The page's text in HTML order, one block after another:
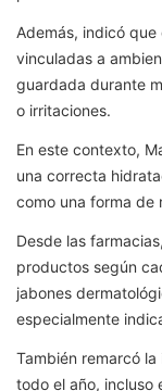
Además, indicó
vinculadas a
guardada durante
o irritaciones.
En este contexto,
una correcta
como una forma de
Desde las
productos según
jabones
especialmente
También remarcó
todo el año, incluso